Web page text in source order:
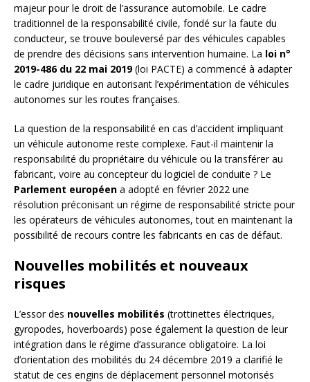
majeur pour le droit de l’assurance automobile. Le cadre
traditionnel de la responsabilité civile, fondé sur la faute du
conducteur, se trouve bouleversé par des véhicules capables
de prendre des décisions sans intervention humaine. La loi n°
2019-486 du 22 mai 2019(loi PACTE) a commencé à adapter
le cadre juridique en autorisant l’expérimentation de véhicules
autonomes sur les routes françaises.
La question de la responsabilité en cas d’accident impliquant
un véhicule autonome reste complexe. Faut-il maintenir la
responsabilité du propriétaire du véhicule ou la transférer au
fabricant, voire au concepteur du logiciel de conduite ? Le
Parlement européen a adopté en février 2022 une
résolution préconisant un régime de responsabilité stricte pour
les opérateurs de véhicules autonomes, tout en maintenant la
possibilité de recours contre les fabricants en cas de défaut.
Nouvelles mobilités et nouveaux
risques
L’essor des nouvelles mobilités (trottinettes électriques,
gyropodes, hoverboards) pose également la question de leur
intégration dans le régime d’assurance obligatoire. La loi
d’orientation des mobilités du 24 décembre 2019 a clarifié le
statut de ces engins de déplacement personnel motorisés